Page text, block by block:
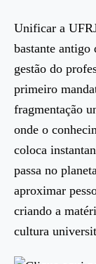
Unificar a
bastante antigo
gestão do
primeiro
fragmentação
onde o
coloca
passa no
aproximar
criando a
cultura